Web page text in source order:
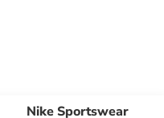
Nike Sportswear